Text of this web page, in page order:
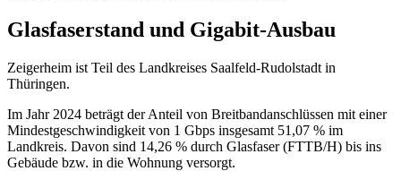
Glasfaserstand und Gigabit-Ausbau
Zeigerheim ist Teil des Landkreises Saalfeld-Rudolstadt in
Thüringen.
Im Jahr 2024 beträgt der Anteil von Breitbandanschlüssen mit einer
Mindestgeschwindigkeit von 1 Gbps insgesamt 51,07 % im
Landkreis. Davon sind 14,26 % durch Glasfaser (FTTB/H) bis ins
Gebäude bzw. in die Wohnung versorgt.